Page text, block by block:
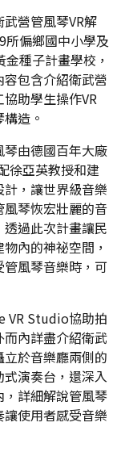
營管風琴VR解
所偏鄉國中小學及
種子計畫學校，
包含介紹衛武營
助學生操作VR
造。
由德國百年大廠
徐亞英教授和建
，讓世界級音樂
琴恢宏壯麗的音
過此次計畫讓民
內的神祕空間，
風琴音樂時，可
VR Studio協助拍
內詳盡介紹衛武
於音樂廳兩側的
演奏台，還深入
詳細解說管風琴
使用者感受音樂